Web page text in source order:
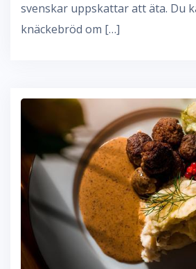
svenskar uppskattar att äta. Du
knäckebröd om […]